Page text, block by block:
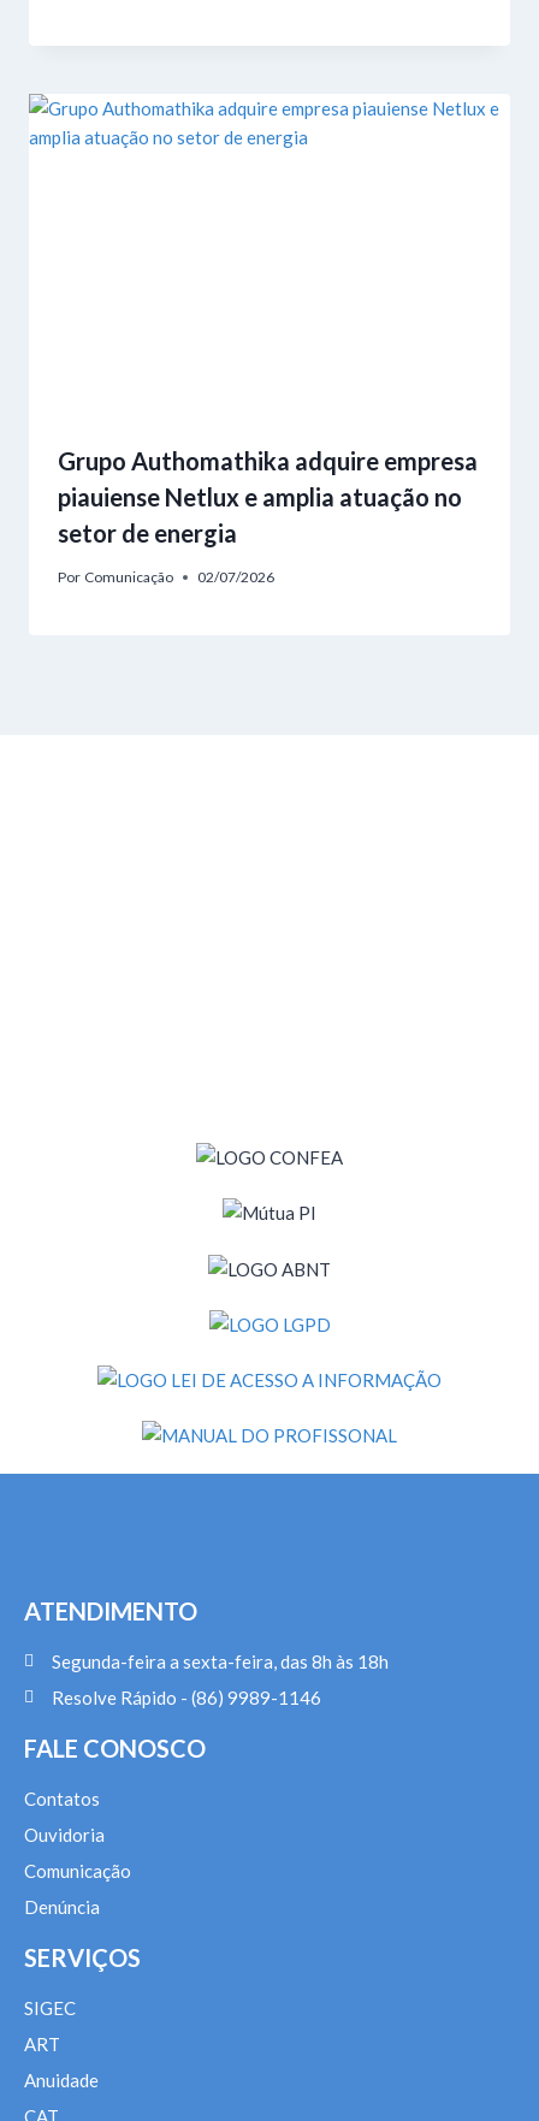
Grupo Authomathika adquire empresa
piauiense Netlux e amplia atuação no
setor de energia
Por Comunicação 02/07/2026
ATENDIMENTO
Segunda-feira a sexta-feira, das 8h às 18h
Resolve Rápido - (86) 9989-1146
FALE CONOSCO
Contatos
Ouvidoria
Comunicação
Denúncia
SERVIÇOS
SIGEC
ART
Anuidade
CAT